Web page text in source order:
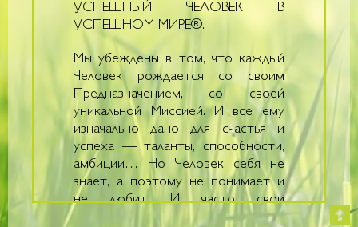
УСПЕШНЫЙ ЧЕЛОВЕК В
УСПЕШНОМ МИРЕ®.
Мы убеждены в том, что каждый
Человек рождается со своим
Предназначением, со своей
уникальной Миссией. И все ему
изначально дано для счастья и
успеха — таланты, способности,
амбиции… Но Человек себя не
знает, а поэтому не понимает и
не любит. И часто свои
особенности и желания